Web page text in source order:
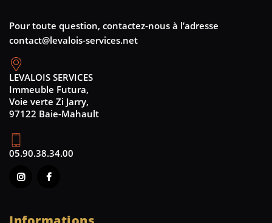
Pour toute question, contactez-nous à l’adresse
contact@levalois-services.net
LEVALOIS SERVICES
Immeuble Futura,
Voie verte Zi Jarry,
97122 Baie-Mahault
05.90.38.34.00